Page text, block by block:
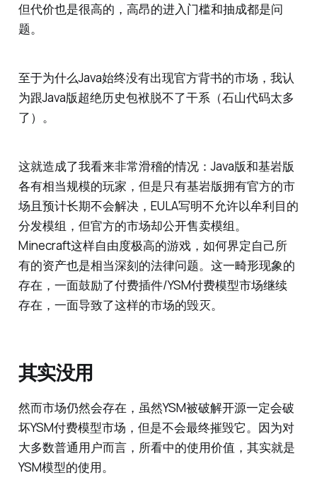
但代价也是很高的，高昂的进入门槛和抽成都是问
题。
至于为什么Java始终没有出现官方背书的市场，我认
为跟Java版超绝历史包袱脱不了干系（石山代码太多
了）。
这就造成了我看来非常滑稽的情况：Java版和基岩版
各有相当规模的玩家，但是只有基岩版拥有官方的市
场且预计长期不会解决，EULA写明不允许以牟利目的
分发模组，但官方的市场却公开售卖模组。
Minecraft这样自由度极高的游戏，如何界定自己所
有的资产也是相当深刻的法律问题。这一畸形现象的
存在，一面鼓励了付费插件/YSM付费模型市场继续
存在，一面导致了这样的市场的毁灭。
其实没用
然而市场仍然会存在，虽然YSM被破解开源一定会破
坏YSM付费模型市场，但是不会最终摧毁它。因为对
大多数普通用户而言，所看中的使用价值，其实就是
YSM模型的使用。